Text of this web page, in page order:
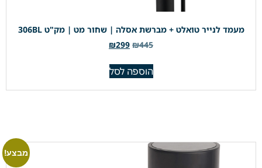
מעמד לנייר טואלט + מברשת אסלה | שחור מט | מק"ט 306BL
₪445
₪299
הוספה לסל
מבצע!